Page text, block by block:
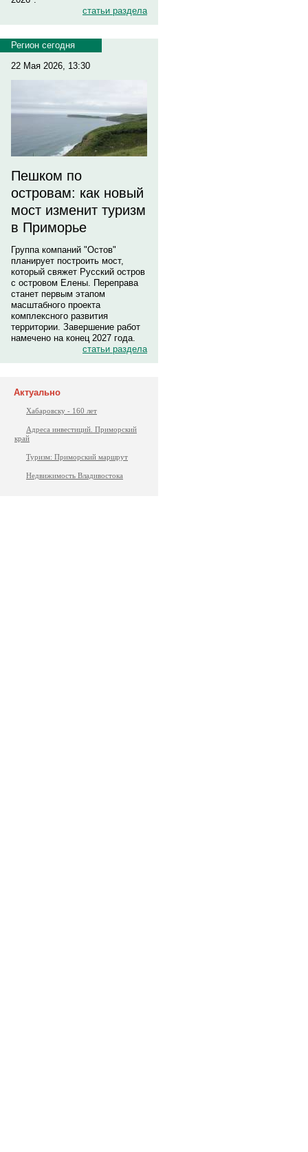
статьи раздела
Регион сегодня
22 Мая 2026, 13:30
Пешком по
островам: как новый
мост изменит туризм
в Приморье
Группа компаний "Остов"
планирует построить мост,
который свяжет Русский остров
с островом Елены. Переправа
станет первым этапом
масштабного проекта
комплексного развития
территории. Завершение работ
намечено на конец 2027 года.
статьи раздела
Актуально
Хабаровску - 160 лет
Адреса инвестиций. Приморский
край
Туризм: Приморский маршрут
Недвижимость Владивостока